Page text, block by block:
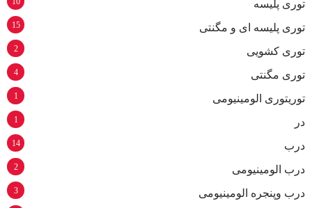
توری پلیسه
توری پلیسه ای و مگنتی 15
توری کشویی 2
توری مگنتی 4
توریتوری الومینیومی 1
در 1
درب 14
درب الومینیومی 2
درب وپنجره الومینیومی 3